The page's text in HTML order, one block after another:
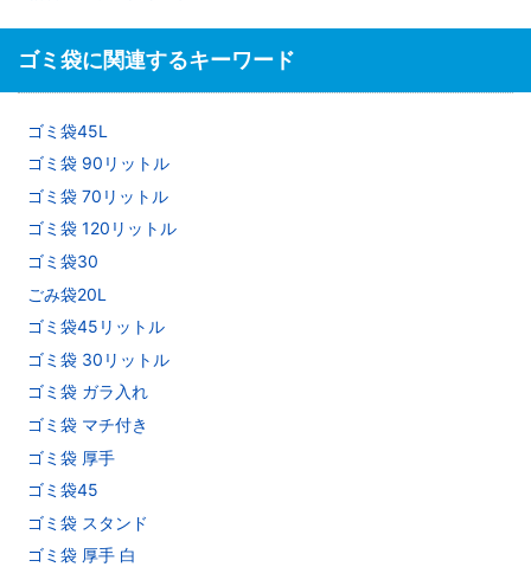
ゴミ袋に関連するキーワード
ゴミ袋45L
ゴミ袋 90リットル
ゴミ袋 70リットル
ゴミ袋 120リットル
ゴミ袋30
ごみ袋20L
ゴミ袋45リットル
ゴミ袋 30リットル
ゴミ袋 ガラ入れ
ゴミ袋 マチ付き
ゴミ袋 厚手
ゴミ袋45
ゴミ袋 スタンド
ゴミ袋 厚手 白